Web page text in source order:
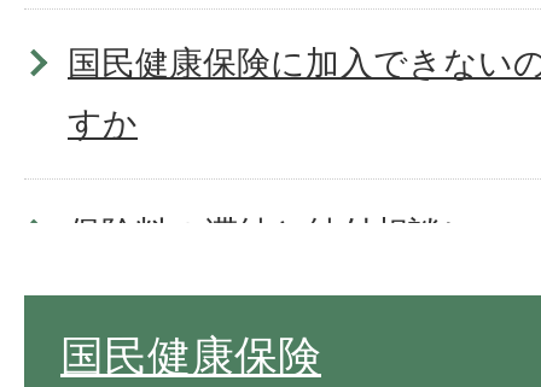
国民健康保険に加入できない
すか
保険料の滞納と納付相談につ
保険料の納付について知りた
国民健康保険